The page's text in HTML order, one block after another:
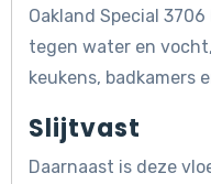
Oakland Special
tegen water en
keukens, badkamers
Slijtvast
Daarnaast is deze